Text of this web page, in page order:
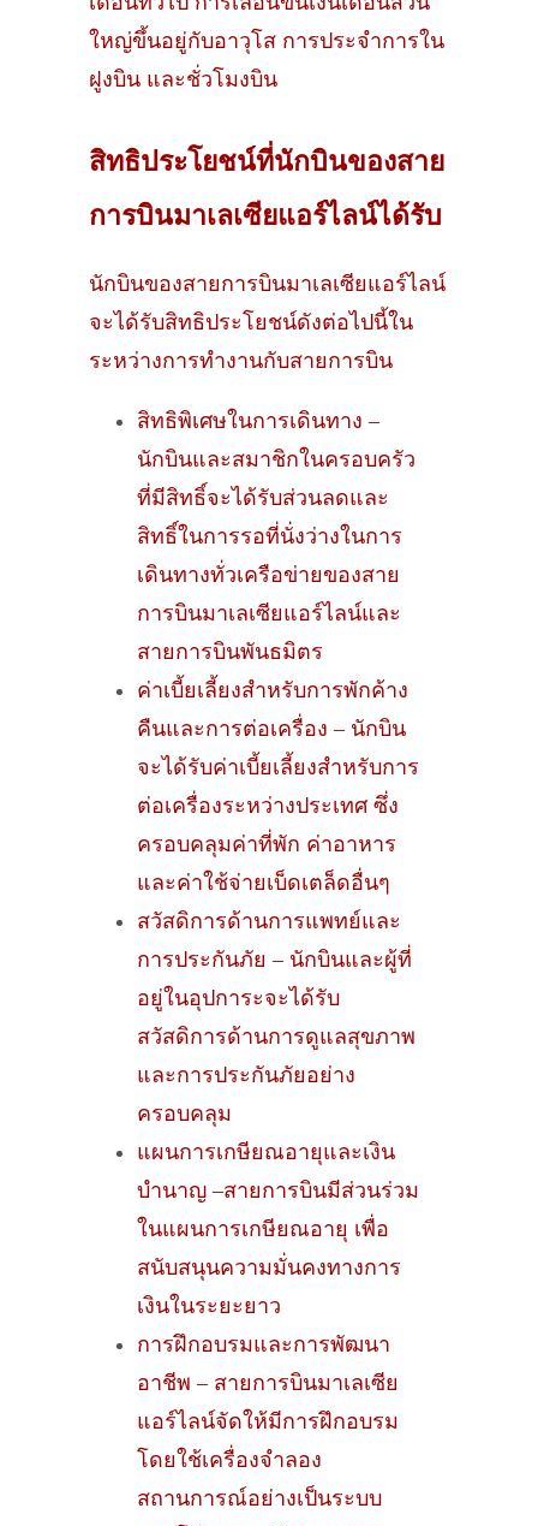
ใหญ่ขึ้นอยู่กับอาวุโส การประจำการใน
ฝูงบิน และชั่วโมงบิน
สิทธิประโยชน์ที่นักบินของสาย
การบินมาเลเซียแอร์ไลน์ได้รับ
นักบินของสายการบินมาเลเซียแอร์ไลน์
จะได้รับสิทธิประโยชน์ดังต่อไปนี้ใน
ระหว่างการทำงานกับสายการบิน
สิทธิพิเศษในการเดินทาง –
นักบินและสมาชิกในครอบครัว
ที่มีสิทธิ์จะได้รับส่วนลดและ
สิทธิ์ในการรอที่นั่งว่างในการ
เดินทางทั่วเครือข่ายของสาย
การบินมาเลเซียแอร์ไลน์และ
สายการบินพันธมิตร
ค่าเบี้ยเลี้ยงสำหรับการพักค้าง
คืนและการต่อเครื่อง – นักบิน
จะได้รับค่าเบี้ยเลี้ยงสำหรับการ
ต่อเครื่องระหว่างประเทศ ซึ่ง
ครอบคลุมค่าที่พัก ค่าอาหาร
และค่าใช้จ่ายเบ็ดเตล็ดอื่นๆ
สวัสดิการด้านการแพทย์และ
การประกันภัย – นักบินและผู้ที่
อยู่ในอุปการะจะได้รับ
สวัสดิการด้านการดูแลสุขภาพ
และการประกันภัยอย่าง
ครอบคลุม
แผนการเกษียณอายุและเงิน
บำนาญ –สายการบินมีส่วนร่วม
ในแผนการเกษียณอายุ เพื่อ
สนับสนุนความมั่นคงทางการ
เงินในระยะยาว
การฝึกอบรมและการพัฒนา
อาชีพ – สายการบินมาเลเซีย
แอร์ไลน์จัดให้มีการฝึกอบรม
โดยใช้เครื่องจำลอง
สถานการณ์อย่างเป็นระบบ